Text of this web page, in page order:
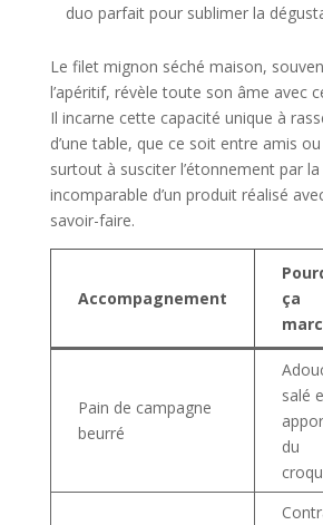
duo parfait pour sublimer la
Le filet mignon séché maison,
l’apéritif, révèle toute son âme avec
Il incarne cette capacité unique à
d’une table, que ce soit entre amis
surtout à susciter l’étonnement par
incomparable d’un produit réalisé
savoir-faire.
Accompagnement
ça
Pain de campagne
beurré
salé
du